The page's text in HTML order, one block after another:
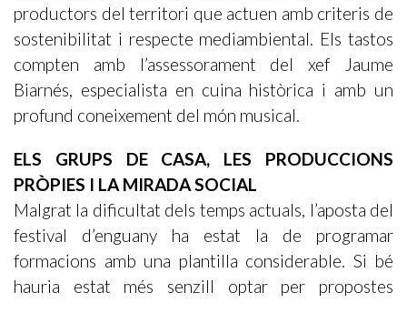
productors del territori que actuen amb criteris de
sostenibilitat i respecte mediambiental. Els tastos
compten amb l’assessorament del xef Jaume
Biarnés, especialista en cuina històrica i amb un
profund coneixement del món musical.
ELS GRUPS DE CASA, LES PRODUCCIONS
PRÒPIES I LA MIRADA SOCIAL
Malgrat la dificultat dels temps actuals, l’aposta del
festival d’enguany ha estat la de programar
formacions amb una plantilla considerable. Si bé
hauria estat més senzill optar per propostes